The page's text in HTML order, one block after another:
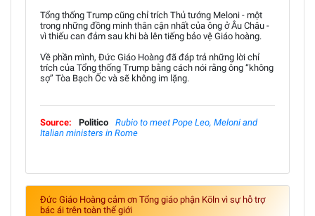
Tổng thống Trump cũng chỉ trích Thủ tướng Meloni - một
trong những đồng minh thân cận nhất của ông ở Âu Châu -
vì thiếu can đảm sau khi bà lên tiếng bảo vệ Giáo hoàng.
Về phần mình, Đức Giáo Hoàng đã đáp trả những lời chỉ
trích của Tổng thống Trump bằng cách nói rằng ông “không
sợ” Tòa Bạch Ốc và sẽ không im lặng.
Source: Politico
Rubio to meet Pope Leo, Meloni and
Italian ministers in Rome
Đức Giáo Hoàng cảm ơn Tổng giáo phận Köln vì sự hỗ trợ
bác ái trên toàn thế giới